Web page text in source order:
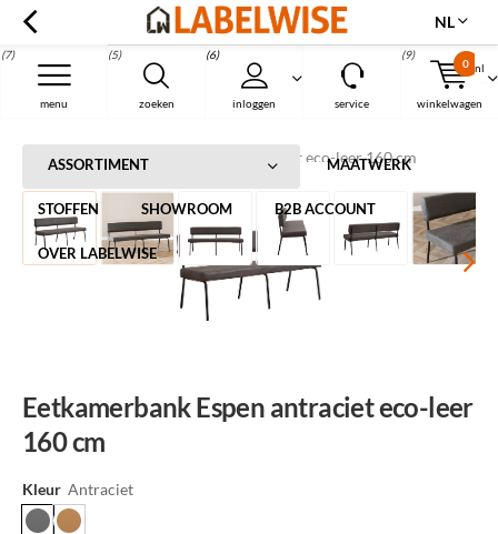
nl
zoeken
(5)
inloggen
(6)
menu
(7)
service winkelwagen
0
(9)
Menu
NL
ASSORTIMENT MAATWERK
STOFFEN SHOWROOM B2B ACCOUNT
OVER LABELWISE
Home Eetkamerbank Espen antraciet eco-leer 160 cm
Eetkamerbank Espen antraciet eco-leer
160 cm
Kleur Antraciet